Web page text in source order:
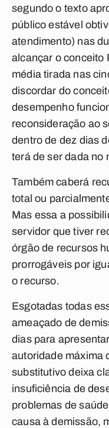
segundo o texto
público estável
atendimento) nas
alcançar o conceito
média tirada nas
discordar do
desempenho
reconsideração ao
dentro de dez dias
terá de ser dada no
Também caberá
total ou
Mas essa a
servidor que tiver
órgão de recursos
prorrogáveis por
o recurso.
Esgotadas todas
ameaçado de
dias para
autoridade máxima
substitutivo deixa
insuficiência de
problemas de
causa à demissão,